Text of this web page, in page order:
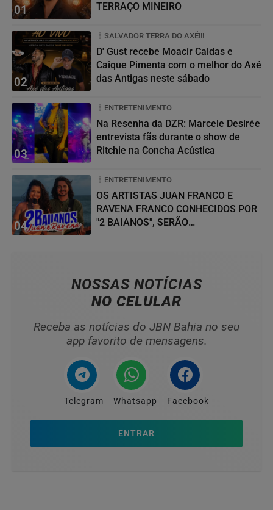
01
TERRAÇO MINEIRO
02
SALVADOR TERRA DO AXÉ!!!
D' Gust recebe Moacir Caldas e
Caique Pimenta com o melhor do Axé
das Antigas neste sábado
03
ENTRETENIMENTO
Na Resenha da DZR: Marcele Desirée
entrevista fãs durante o show de
Ritchie na Concha Acústica
04
ENTRETENIMENTO
OS ARTISTAS JUAN FRANCO E
RAVENA FRANCO CONHECIDOS POR
"2 BAIANOS", SERÃO
NOSSAS NOTÍCIAS
NO CELULAR
Receba as notícias do JBN Bahia no seu
app favorito de mensagens.
Telegram Whatsapp Facebook
ENTRAR